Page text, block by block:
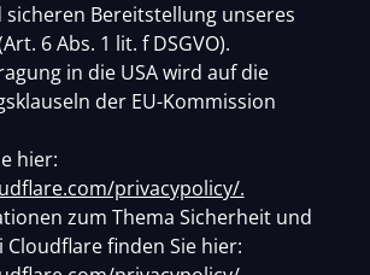
Bereitstellung unseres
6 Abs. 1 lit. f DSGVO).
in die USA wird auf die
der EU-Kommission
hier:
privacypolicy/.
zum Thema Sicherheit und
finden Sie hier: